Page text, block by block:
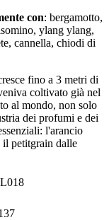
con: bergamotto,
ylang ylang,
cannella, chiodi di
fino a 3 metri di
coltivato già nel
al mondo, non solo
dei profumi e dei
l'arancio
petitgrain dalle